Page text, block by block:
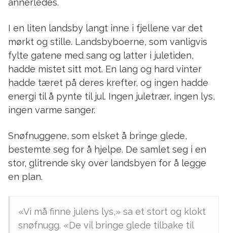
annerledes.
I en liten landsby langt inne i fjellene var det
mørkt og stille. Landsbyboerne, som vanligvis
fylte gatene med sang og latter i juletiden,
hadde mistet sitt mot. En lang og hard vinter
hadde tæret på deres krefter, og ingen hadde
energi til å pynte til jul. Ingen juletrær, ingen lys,
ingen varme sanger.
Snøfnuggene, som elsket å bringe glede,
bestemte seg for å hjelpe. De samlet seg i en
stor, glitrende sky over landsbyen for å legge
en plan.
«Vi må finne julens lys,» sa et stort og klokt
snøfnugg. «De vil bringe glede tilbake til